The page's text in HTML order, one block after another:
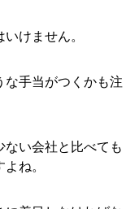
けません。
手当がつくかも注
い会社と比べても
ね。